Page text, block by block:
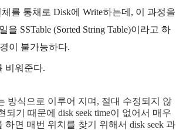
를 통채로 Disk에 Write하는데, 이 과정을
SSTable (Sorted String Table)이라고 하
이 불가능하다.
비워준다.
방식으로 이루어 지며, 절대 수정되지 않
되기 때문에 disk seek time이 없어서 매우
하면 매번 위치를 찾기 위해서 disk seek 과